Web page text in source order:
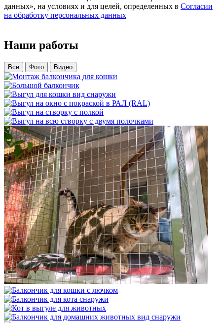
данных», на условиях и для целей, определенных в Согласии
на обработку персональных данных
Наши работы
Все Фото Видео